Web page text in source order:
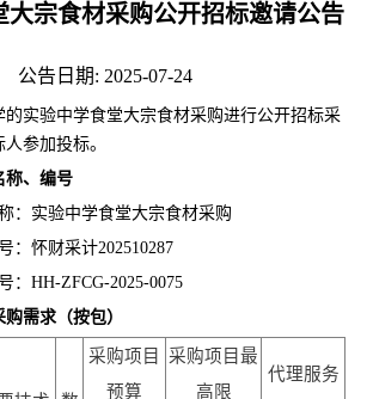
大宗食材采购公开招标邀请公告
公告日期: 2025-07-24
的实验中学食堂大宗食材采购进行公开招标采
参加投标。
称、编号
： 实验中学食堂大宗食材采购
： 怀财采计202510287
： HH-ZFCG-2025-0075
需求（按包）
采购项目
预算
采购项目最
高限
代理服务